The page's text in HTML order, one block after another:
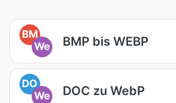
BM
We
BMP bis WEBP
DO
We
DOC zu WebP